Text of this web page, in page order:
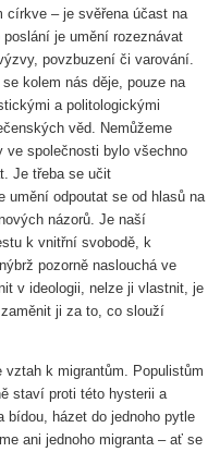
církve – je svěřena účast na
je umění rozeznávat
povzbuzení či varování.
kolem nás děje, pouze na
a politologickými
věd. Nemůžeme
ve společnosti bylo všechno
Je třeba se učit
umění odpoutat se od hlasů na
názorů. Je naší
k vnitřní svobodě, k
pozorně naslouchá ve
v ideologii, nelze ji vlastnit, je
ji za to, co slouží
k migrantům. Populistům
staví proti této hysterii a
házet do jednoho pytle
ani jednoho migranta – ať se